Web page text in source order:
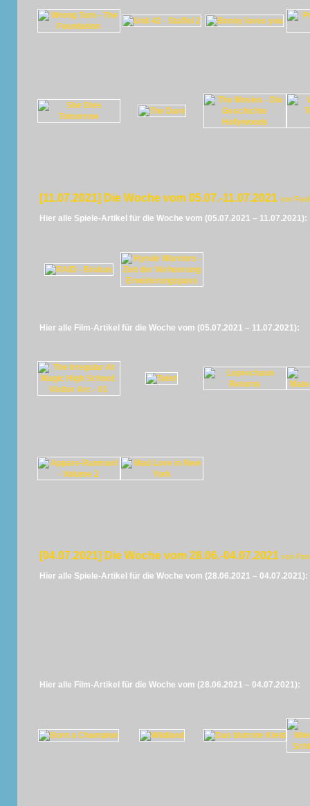
[11.07.2021] Die Woche vom 05.07.-11.07.2021 von
Hier alle Spiele-Artikel für die Woche vom (05.07.2021 – 11.07.2021):
Hier alle Film-Artikel für die Woche vom (05.07.2021 – 11.07.2021):
[04.07.2021] Die Woche vom 28.06.-04.07.2021 von
Hier alle Spiele-Artikel für die Woche vom (28.06.2021 – 04.07.2021):
Hier alle Film-Artikel für die Woche vom (28.06.2021 – 04.07.2021):